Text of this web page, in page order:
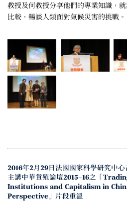
教授及何教授分享他們的專業知識，
比較，暢談人類面對氣候災害的挑戰。
2016年2月29日法國國家科學研究中
主講中華貨殖論壇2015–16之「
Institutions and Capitalism in
Perspective」片段重溫